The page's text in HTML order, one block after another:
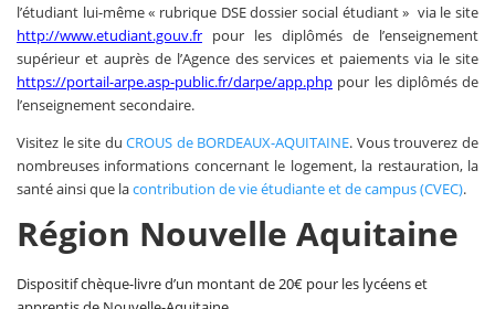
l’étudiant lui-même « rubrique DSE dossier social étudiant » via le site
http://www.etudiant.gouv.fr pour les diplômés de l’enseignement
supérieur et auprès de l’Agence des services et paiements via le site
https://portail-arpe.asp-public.fr/darpe/app.php pour les diplômés de
l’enseignement secondaire.
Visitez le site duCROUS de BORDEAUX-AQUITAINE. Vous trouverez de
nombreuses informations concernant le logement, la restauration, la
santé ainsi que lacontribution de vie étudiante et de campus (CVEC).
Région Nouvelle Aquitaine
Dispositif chèque-livre d’un montant de 20€ pour les lycéens et